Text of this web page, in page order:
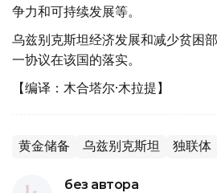
争力和可持续发展等。
乌兹别克斯坦经济发展和减少贫困
一协议在该国的落实。
【编译：木合塔尔·木拉提】
黄金储备 乌兹别克斯坦 独联体
без автора